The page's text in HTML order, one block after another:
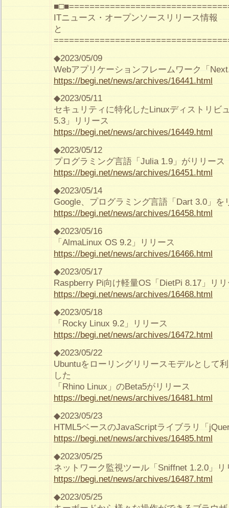
ITニュース・オープンソースリリース
と
◆2023/05/09
Webアプリケーションフレームワーク「
https://begi.net/news/archives/16441.html
◆2023/05/11
セキュリティに特化したLinuxディストリビ
5.3」リリース
https://begi.net/news/archives/16449.html
◆2023/05/12
プログラミング言語「Julia 1.9」がリリース
https://begi.net/news/archives/16451.html
◆2023/05/14
Google、プログラミング言語「Dart 3.0」を
https://begi.net/news/archives/16458.html
◆2023/05/16
「AlmaLinux OS 9.2」リリース
https://begi.net/news/archives/16466.html
◆2023/05/17
Raspberry Pi向け軽量OS「DietPi 8.17」リ
https://begi.net/news/archives/16468.html
◆2023/05/18
「Rocky Linux 9.2」リリース
https://begi.net/news/archives/16472.html
◆2023/05/22
Ubuntuをローリングリリースモデルとして
した
「Rhino Linux」のBeta5がリリース
https://begi.net/news/archives/16481.html
◆2023/05/23
HTML5ベースのJavaScriptライブラリ「
https://begi.net/news/archives/16485.html
◆2023/05/25
ネットワーク監視ツール「Sniffnet 1.2.0」リ
https://begi.net/news/archives/16487.html
◆2023/05/25